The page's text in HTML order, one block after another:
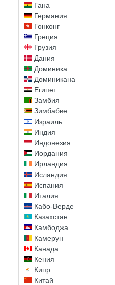
Гана
Германия
Гонконг
Греция
Грузия
Дания
Доминика
Доминикана
Египет
Замбия
Зимбабве
Израиль
Индия
Индонезия
Иордания
Ирландия
Исландия
Испания
Италия
Кабо-Верде
Казахстан
Камбоджа
Камерун
Канада
Кения
Кипр
Китай